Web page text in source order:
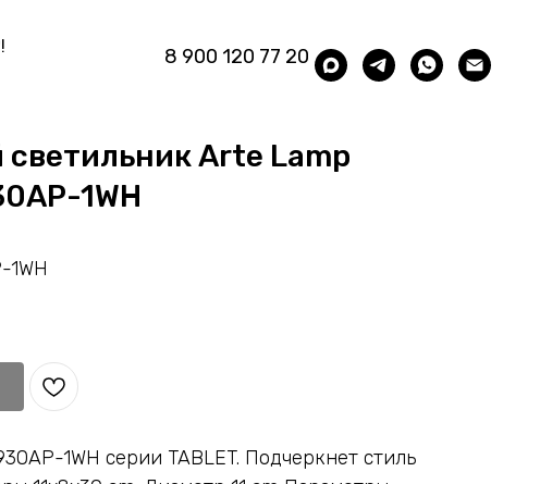
8 900 120 77 20
Arte Lamp
1WH
1WH серии TABLET. Подчеркнет стиль